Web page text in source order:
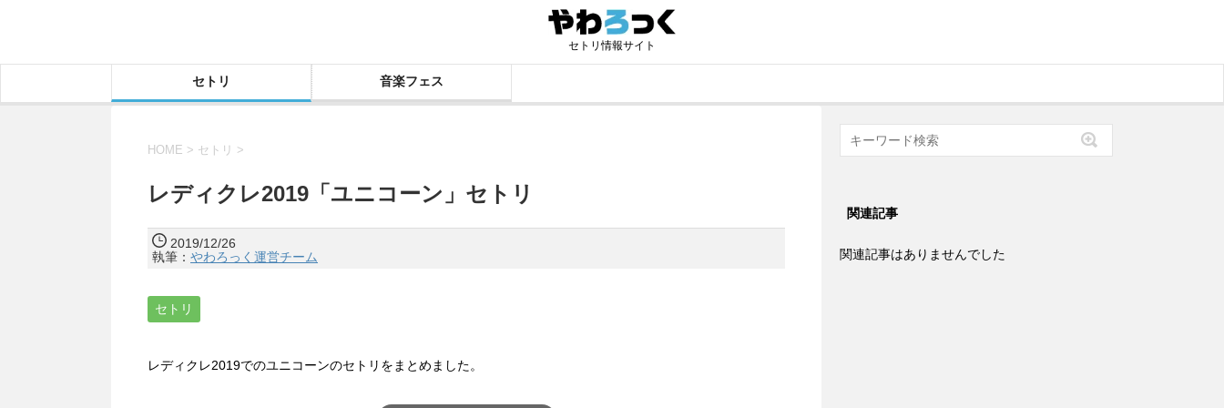
セトリ情報サイト
セトリ 音楽フェス
HOME > セトリ >
レディクレ2019「ユニコーン」セトリ
2019/12/26
執筆： やわろっく運営チーム
セトリ
レディクレ2019でのユニコーンのセトリをまとめました。
関連記事
関連記事はありませんでした